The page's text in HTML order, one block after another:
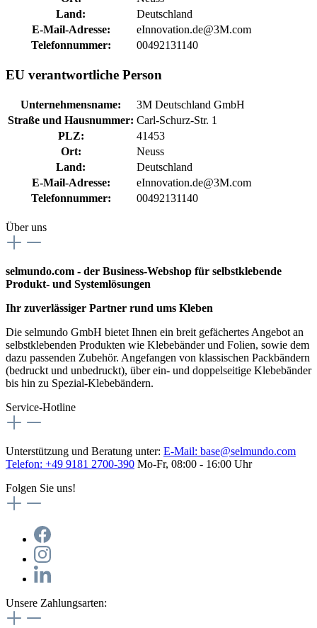
Land:
Deutschland
E-Mail-Adresse:
eInnovation.de@3M.com
Telefonnummer:
00492131140
EU verantwortliche Person
Unternehmensname:
3M Deutschland GmbH
Straße und Hausnummer: Carl-Schurz-Str. 1
PLZ:
41453
Ort:
Neuss
Land:
Deutschland
E-Mail-Adresse:
eInnovation.de@3M.com
Telefonnummer:
00492131140
Über uns
selmundo.com - der Business-Webshop für selbstklebende
Produkt- und Systemlösungen
Ihr zuverlässiger Partner rund ums Kleben
Die selmundo GmbH bietet Ihnen ein breit gefächertes Angebot an
selbstklebenden Produkten wie Klebebänder und Folien, sowie dem
dazu passenden Zubehör. Angefangen von klassischen Packbändern
(bedruckt und unbedruckt), über ein- und doppelseitige Klebebänder
bis hin zu Spezial-Klebebändern.
Service-Hotline
Unterstützung und Beratung unter: E-Mail: base@selmundo.com
Telefon: +49 9181 2700-390 Mo-Fr, 08:00 - 16:00 Uhr
Folgen Sie uns!
Unsere Zahlungsarten: